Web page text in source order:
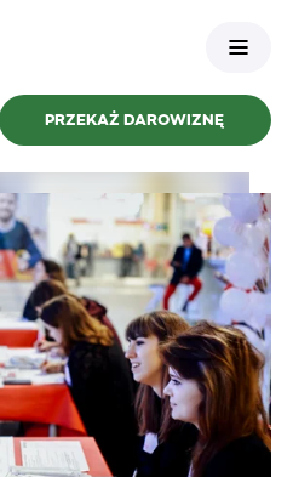
PRZEKAŻ DAROWIZNĘ